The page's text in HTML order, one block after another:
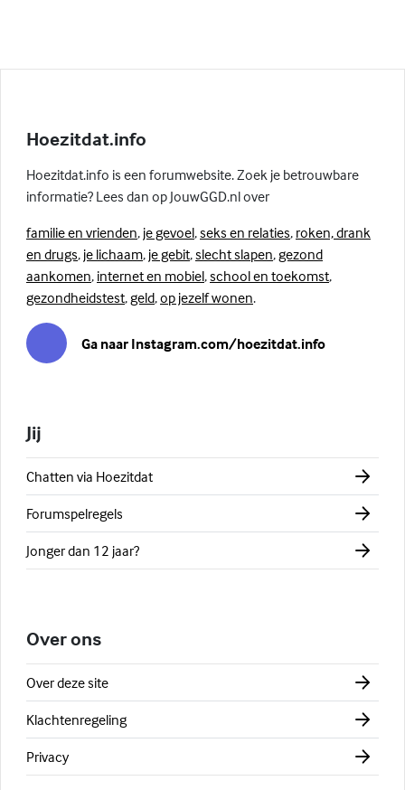
Hoezitdat.info
Hoezitdat.info is een forumwebsite. Zoek je betrouwbare
informatie? Lees dan op JouwGGD.nl over
familie en vrienden, je gevoel,seks en relaties, roken, drank
en drugs, je lichaam, je gebit,slecht slapen,gezond
aankomen, internet en mobiel,school en toekomst,
gezondheidstest,geld,op jezelf wonen.
Ga naar Instagram.com/hoezitdat.info
Jij
Chatten via Hoezitdat
Forumspelregels
Jonger dan 12 jaar?
Over ons
Over deze site
Klachtenregeling
Privacy